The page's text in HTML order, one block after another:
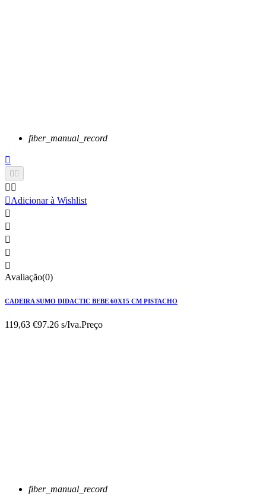
fiber_manual_record

 
 
Adicionar à Wishlist





Avaliação(0)
CADEIRA SUMO DIDACTIC BEBE 60X15 CM PISTACHO
119,63 €97.26 s/Iva.Preço
fiber_manual_record